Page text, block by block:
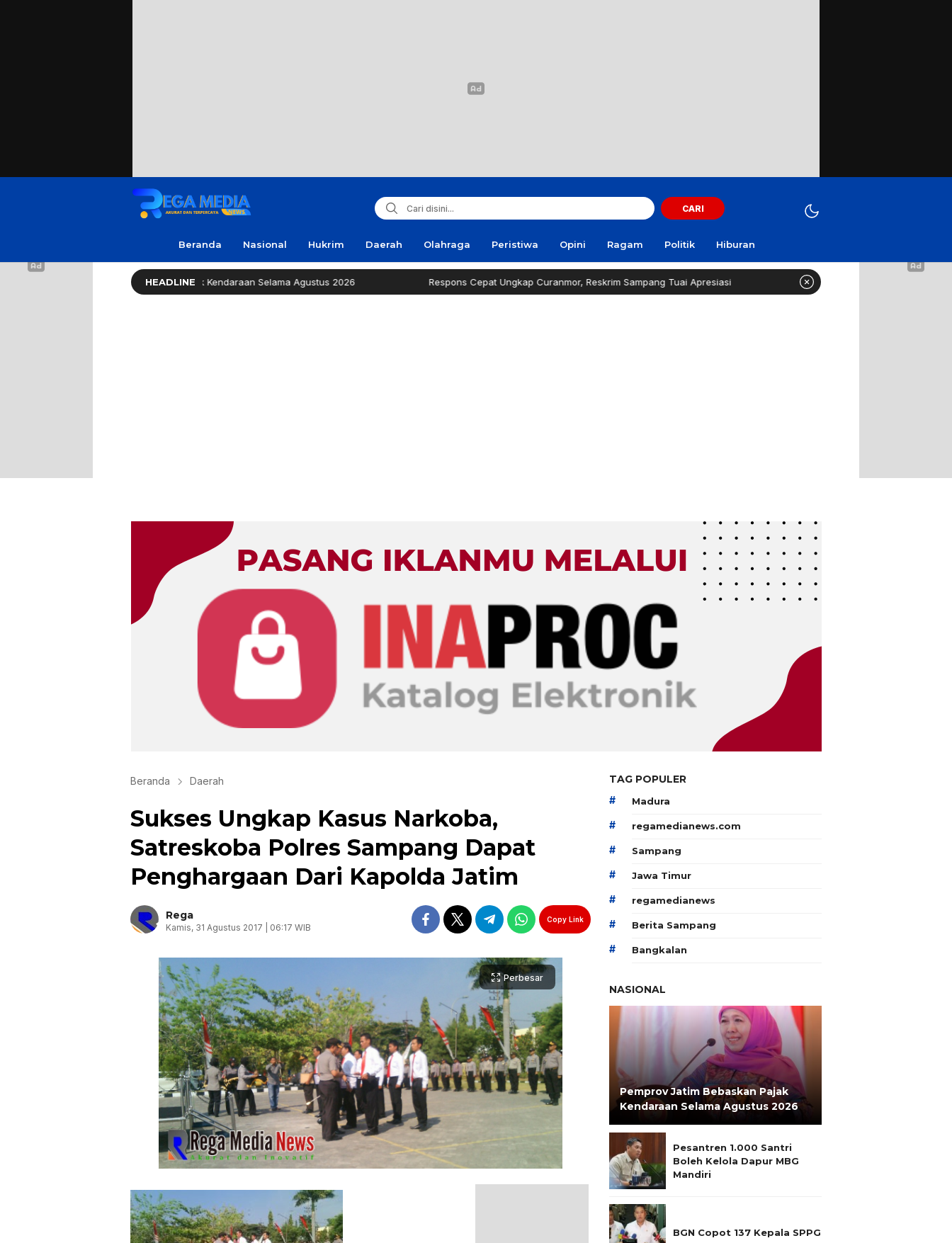
CARI
Beranda Nasional Hukrim Daerah Olahraga Peristiwa Opini Ragam Politik Hiburan
HEADLINE
Pemprov Jatim Bebaskan Pajak Kendaraan Selama Agustus 2026 Respons Cepat Ungkap Curanmor, Reskrim Sampang Tuai Apresiasi Curi Motor! Dua Warga Batuporo Sampang
Beranda Daerah
Sukses Ungkap Kasus Narkoba,
Satreskoba Polres Sampang Dapat
Penghargaan Dari Kapolda Jatim
Rega
Kamis, 31 Agustus 2017 | 06:17 WIB
Copy Link
Perbesar
TAG POPULER
# Madura
# regamedianews.com
# Sampang
# Jawa Timur
# regamedianews
# Berita Sampang
# Bangkalan
NASIONAL
Pemprov Jatim Bebaskan Pajak
Kendaraan Selama Agustus 2026
Pesantren 1.000 Santri
Boleh Kelola Dapur MBG
Mandiri
BGN Copot 137 Kepala SPPG